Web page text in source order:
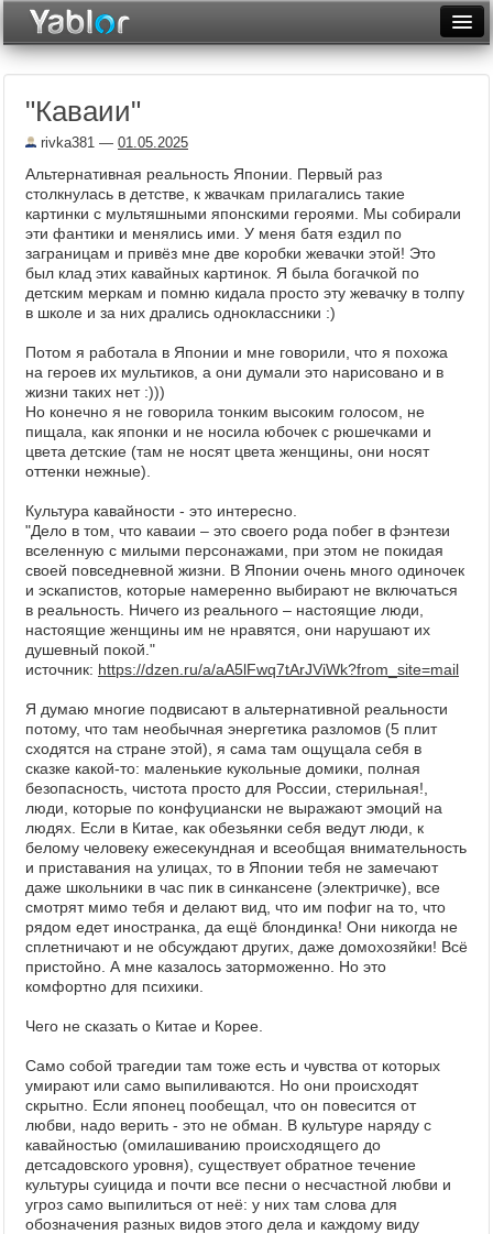
Рейтинги
Архив
Фототоп
"Каваии"
rivka381 — 01.05.2025
Альтернативная реальность Японии. Первый раз
столкнулась в детстве, к жвачкам прилагались такие
картинки с мультяшными японскими героями. Мы собирали
эти фантики и менялись ими. У меня батя ездил по
заграницам и привёз мне две коробки жевачки этой! Это
был клад этих кавайных картинок. Я была богачкой по
детским меркам и помню кидала просто эту жевачку в толпу
в школе и за них дрались одноклассники :)
Потом я работала в Японии и мне говорили, что я похожа
на героев их мультиков, а они думали это нарисовано и в
жизни таких нет :)))
Но конечно я не говорила тонким высоким голосом, не
пищала, как японки и не носила юбочек с рюшечками и
цвета детские (там не носят цвета женщины, они носят
оттенки нежные).
Культура кавайности - это интересно.
"Дело в том, что каваии – это своего рода побег в фэнтези
вселенную с милыми персонажами, при этом не покидая
своей повседневной жизни. В Японии очень много одиночек
и эскапистов, которые намеренно выбирают не включаться
в реальность. Ничего из реального – настоящие люди,
настоящие женщины им не нравятся, они нарушают их
душевный покой."
источник: https://dzen.ru/a/aA5lFwq7tArJViWk?from_site=mail
Я думаю многие подвисают в альтернативной реальности
потому, что там необычная энергетика разломов (5 плит
сходятся на стране этой), я сама там ощущала себя в
сказке какой-то: маленькие кукольные домики, полная
безопасность, чистота просто для России, стерильная!,
люди, которые по конфуциански не выражают эмоций на
людях. Если в Китае, как обезьянки себя ведут люди, к
белому человеку ежесекундная и всеобщая внимательность
и приставания на улицах, то в Японии тебя не замечают
даже школьники в час пик в синкансене (электричке), все
смотрят мимо тебя и делают вид, что им пофиг на то, что
рядом едет иностранка, да ещё блондинка! Они никогда не
сплетничают и не обсуждают других, даже домохозяйки! Всё
пристойно. А мне казалось заторможенно. Но это
комфортно для психики.
Чего не сказать о Китае и Корее.
Само собой трагедии там тоже есть и чувства от которых
умирают или само выпиливаются. Но они происходят
скрытно. Если японец пообещал, что он повесится от
любви, надо верить - это не обман. В культуре наряду с
кавайностью (омилашиванию происходящего до
детсадовского уровня), существует обратное течение
культуры суицида и почти все песни о несчастной любви и
угроз само выпилиться от неё: у них там слова для
обозначения разных видов этого дела и каждому виду